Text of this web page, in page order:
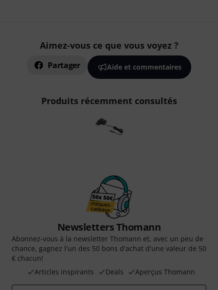
Aimez-vous ce que vous voyez ?
Partager Aide et commentaires
Produits récemment consultés
Newsletters Thomann
Abonnez-vous à la newsletter Thomann et, avec un peu de
chance, gagnez l'un des 50 bons d'achat d'une valeur de 50
€ chacun!
Articles inspirants
Deals Aperçus Thomann